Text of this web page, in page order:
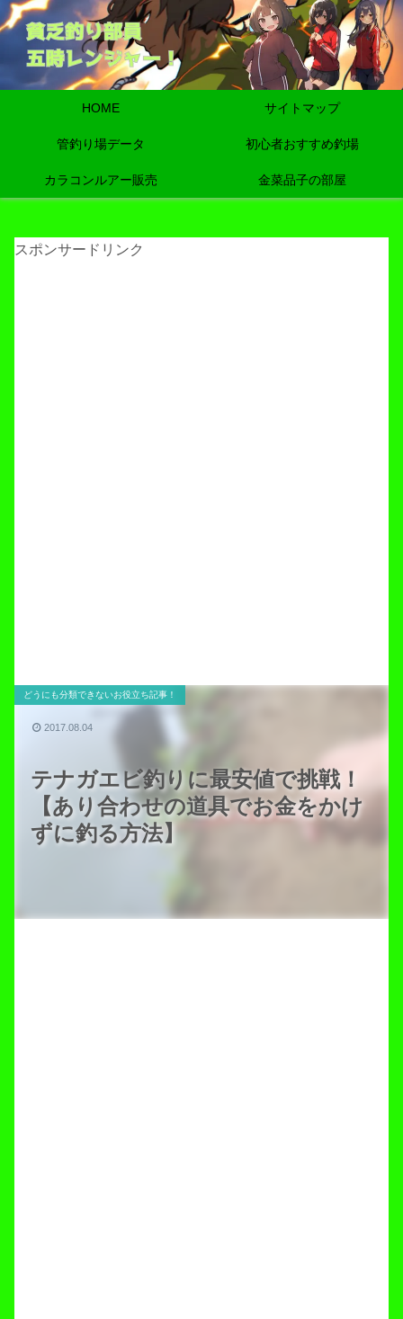
HOME サイトマップ
管釣り場データ 初心者おすすめ釣場
カラコンルアー販売 金菜品子の部屋
スポンサードリンク
テナガエビ釣りに最安値で挑戦！
【あり合わせの道具でお金をかけ
ずに釣る方法】
どうにも分類できないお役立ち記事！
2017.08.04